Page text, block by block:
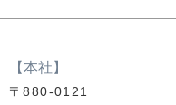
【本社】
〒880-0121